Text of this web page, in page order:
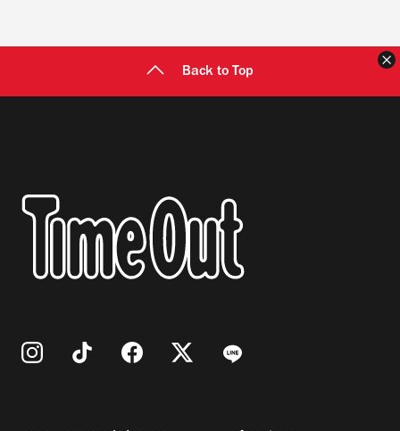
Back to Top